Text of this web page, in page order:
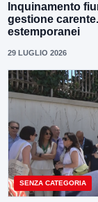
Inquinamento
gestione
estemporanei
29 LUGLIO 2026
SENZA CATEGORIA